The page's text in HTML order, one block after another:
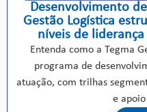
Desenvolvimento
Gestão Logística
níveis de
Entenda como a Tegma
programa de
atuação, com trilhas
e apoio